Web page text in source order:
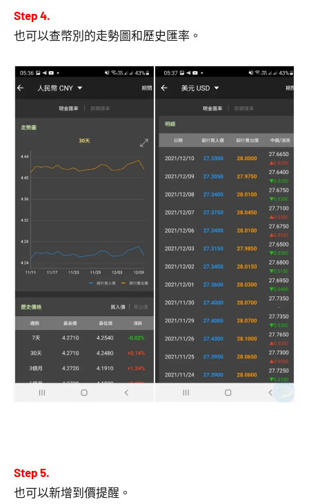
Step 4.
也可以查幣別的走勢圖和歷史匯率。
Step 5.
也可以新增到價提醒。